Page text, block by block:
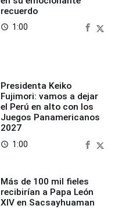
recuerdo
access_time 1:00
Presidenta Keiko
Fujimori: vamos a dejar
el Perú en alto con los
Juegos Panamericanos
2027
access_time 1:00
Más de 100 mil fieles
recibirían a Papa León
XIV en Sacsayhuaman